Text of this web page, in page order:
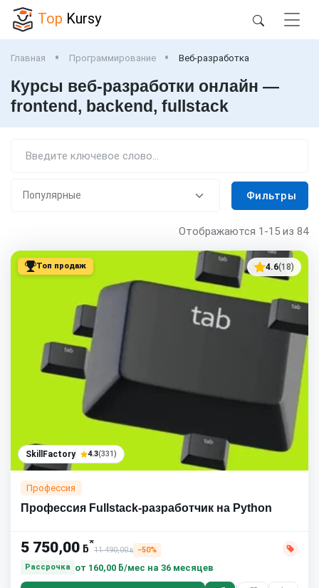
Top Kursy
Главная Программирование Веб-разработка
Курсы веб-разработки онлайн —
frontend, backend, fullstack
Фильтры
Отображаются 1-15 из 84
Топ продаж 4.6(18)
SkillFactory 4.3(331)
Профессия
Профессия Fullstack-разработчик на Python
5 750,00 ƃ*
11 490,00ƃ
−50%
Рассрочка
от 160,00 ƃ/мес на 36 месяцев